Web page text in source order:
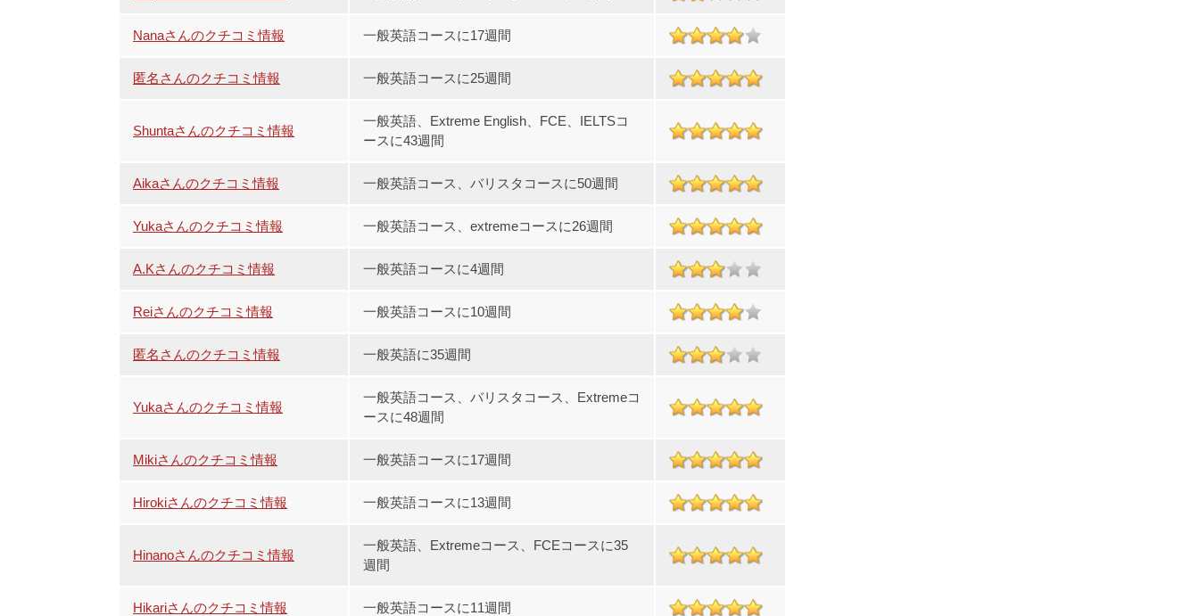
Nanaさんのクチコミ情報 一般英語コースに17週間
匿名さんのクチコミ情報 一般英語コースに25週間
Shuntaさんのクチコミ情報
一般英語、Extreme English、FCE、IELTSコ
ースに43週間
Aikaさんのクチコミ情報 一般英語コース、バリスタコースに50週間
Yukaさんのクチコミ情報 一般英語コース、extremeコースに26週間
A.Kさんのクチコミ情報 一般英語コースに4週間
Reiさんのクチコミ情報 一般英語コースに10週間
匿名さんのクチコミ情報 一般英語に35週間
Yukaさんのクチコミ情報
一般英語コース、バリスタコース、Extremeコ
ースに48週間
Mikiさんのクチコミ情報 一般英語コースに17週間
Hirokiさんのクチコミ情報 一般英語コースに13週間
Hinanoさんのクチコミ情報
一般英語、Extremeコース、FCEコースに35
週間
Hikariさんのクチコミ情報 一般英語コースに11週間